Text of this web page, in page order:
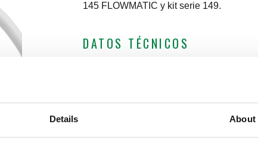
Details About
145 FLOWMATIC y kit serie 149.
DATOS TÉCNICOS